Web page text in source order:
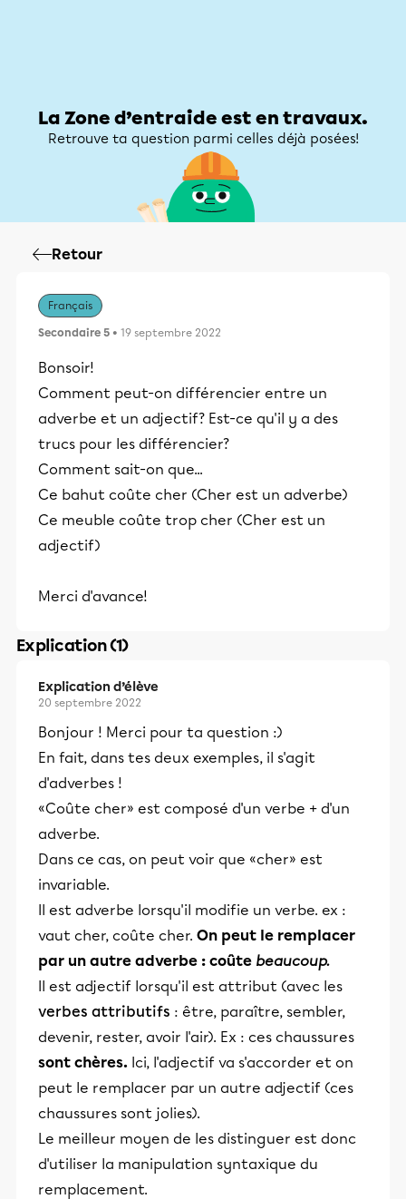
La Zone d’entraide est en travaux.
Retrouve ta question parmi celles déjà posées!
Retour
Français
Secondaire 5 • 19 septembre 2022
Bonsoir!
Comment peut-on différencier entre un
adverbe et un adjectif? Est-ce qu'il y a des
trucs pour les différencier?
Comment sait-on que...
Ce bahut coûte cher (Cher est un adverbe)
Ce meuble coûte trop cher (Cher est un
adjectif)
Merci d'avance!
Explication (1)
Explication d’élève
20 septembre 2022
Bonjour ! Merci pour ta question :)
En fait, dans tes deux exemples, il s'agit
d'adverbes !
«Coûte cher» est composé d'un verbe + d'un
adverbe.
Dans ce cas, on peut voir que «cher» est
invariable.
Il est adverbe lorsqu'il modifie un verbe. ex :
vaut cher, coûte cher. On peut le remplacer
par un autre adverbe : coûte beaucoup.
Il est adjectif lorsqu'il est attribut (avec les
verbes attributifs : être, paraître, sembler,
devenir, rester, avoir l'air). Ex : ces chaussures
sont chères. Ici, l'adjectif va s'accorder et on
peut le remplacer par un autre adjectif (ces
chaussures sont jolies).
Le meilleur moyen de les distinguer est donc
d'utiliser la manipulation syntaxique du
remplacement.